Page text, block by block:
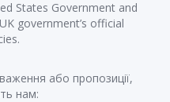
States Government and
government’s official
або пропозиції,
нам: